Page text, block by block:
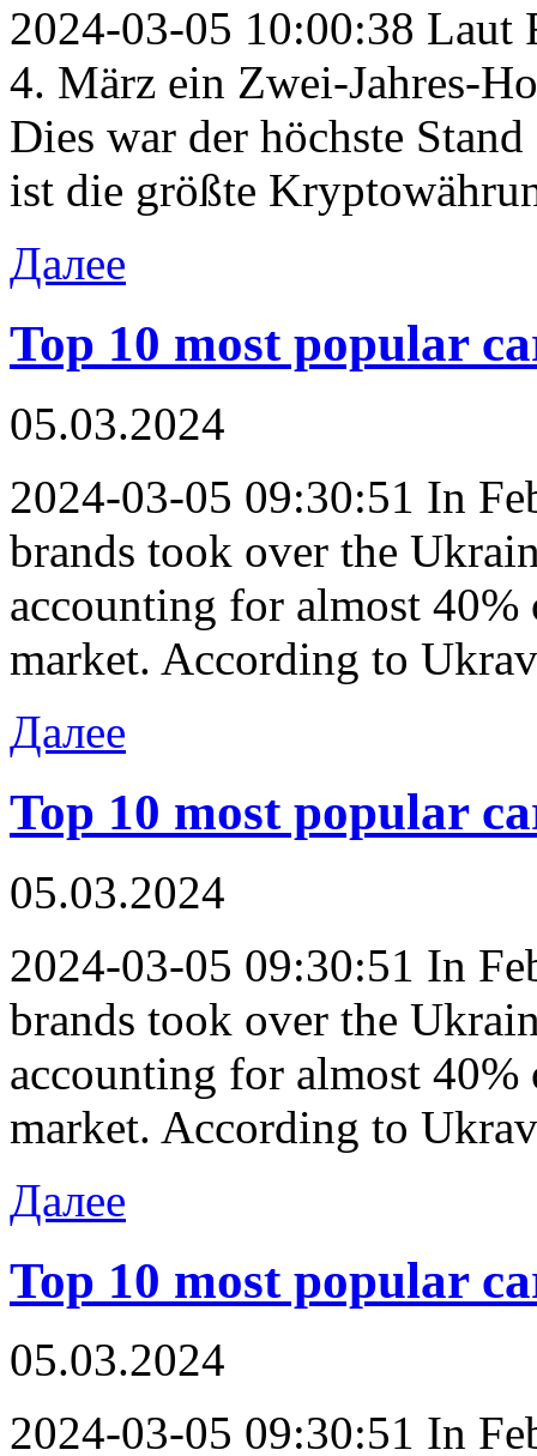
2024-03-05 10:00:38 Laut
4. März ein Zwei-Jahres-
Dies war der höchste
ist die größte
Далее
Top 10 most popular
05.03.2024
2024-03-05 09:30:51 In
brands took over the
accounting for almost 40%
market. According to
Далее
Top 10 most popular
05.03.2024
2024-03-05 09:30:51 In
brands took over the
accounting for almost 40%
market. According to
Далее
Top 10 most popular
05.03.2024
2024-03-05 09:30:51 In